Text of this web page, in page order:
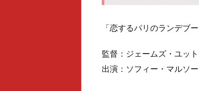
「恋するパリのランデ
監督：ジェームズ・ユット
出演：ソフィー・マルソ